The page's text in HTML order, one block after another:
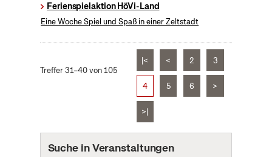
Ferienspielaktion HöVi-Land
Eine Woche Spiel und Spaß in einer Zeltstadt
Treffer 31–40 von 105
|< < 2 3
4 5 6 >
>|
Suche in Veranstaltungen